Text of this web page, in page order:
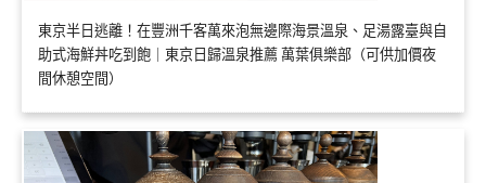
東京半日逃離！在豐洲千客萬來泡無邊際海景溫泉、足湯露臺與自
助式海鮮丼吃到飽｜東京日歸溫泉推薦 萬葉俱樂部（可供加價夜
間休憩空間）